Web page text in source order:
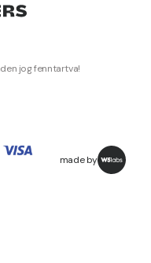
jog fenntartva!
made by